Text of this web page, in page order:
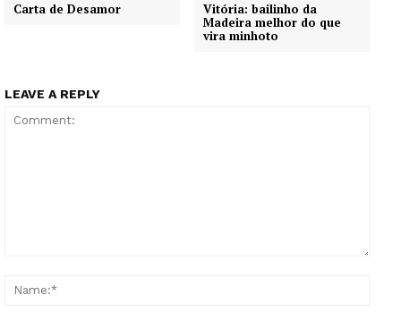
Carta de Desamor
Vitória: bailinho da
Madeira melhor do que
vira minhoto
LEAVE A REPLY